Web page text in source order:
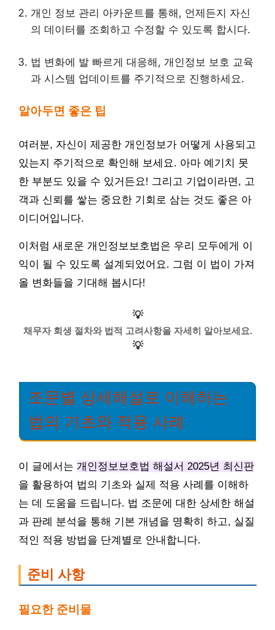
개인 정보 관리 아카운트를 통해, 언제든지 자신
의 데이터를 조회하고 수정할 수 있도록 합시다.
법 변화에 발 빠르게 대응해, 개인정보 보호 교육
과 시스템 업데이트를 주기적으로 진행하세요.
알아두면 좋은 팁
여러분, 자신이 제공한 개인정보가 어떻게 사용되고
있는지 주기적으로 확인해 보세요. 아마 예기치 못
한 부분도 있을 수 있거든요! 그리고 기업이라면, 고
객과 신뢰를 쌓는 중요한 기회로 삼는 것도 좋은 아
이디어입니다.
이처럼 새로운 개인정보보호법은 우리 모두에게 이
익이 될 수 있도록 설계되었어요. 그럼 이 법이 가져
올 변화들을 기대해 봅시다!
💡
채무자 회생 절차와 법적 고려사항을 자세히 알아보세요.
💡
조문별 상세해설로 이해하는
법의 기초와 적용 사례
이 글에서는 개인정보보호법 해설서 2025년 최신판
을 활용하여 법의 기초와 실제 적용 사례를 이해하
는 데 도움을 드립니다. 법 조문에 대한 상세한 해설
과 판례 분석을 통해 기본 개념을 명확히 하고, 실질
적인 적용 방법을 단계별로 안내합니다.
준비 사항
필요한 준비물